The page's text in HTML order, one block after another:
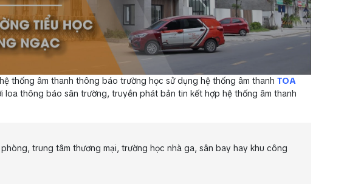
thống âm thanh thông báo trường học sử dụng hệ thống âm thanh TOA
loa thông báo sân trường, truyền phát bản tin kết hợp hệ thống âm thanh
trung tâm thương mại, trường học nhà ga, sân bay hay khu công